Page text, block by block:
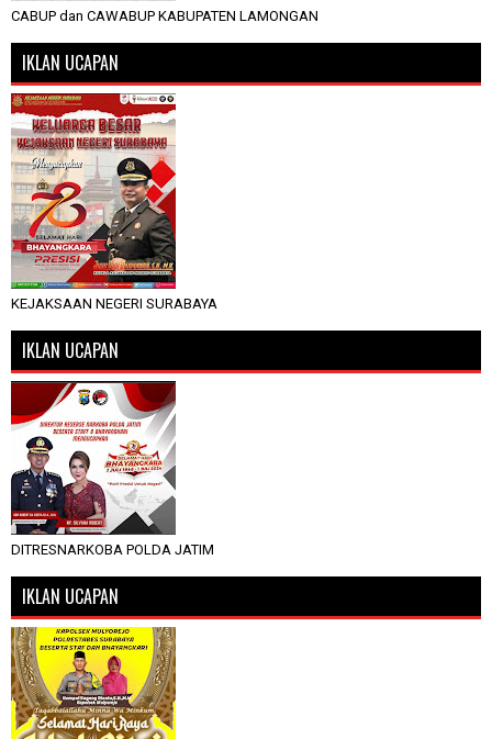
CABUP dan CAWABUP KABUPATEN LAMONGAN
IKLAN UCAPAN
KEJAKSAAN NEGERI SURABAYA
IKLAN UCAPAN
DITRESNARKOBA POLDA JATIM
IKLAN UCAPAN